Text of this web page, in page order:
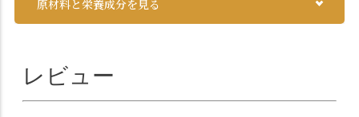
原材料と栄養成分を見る
レビュー